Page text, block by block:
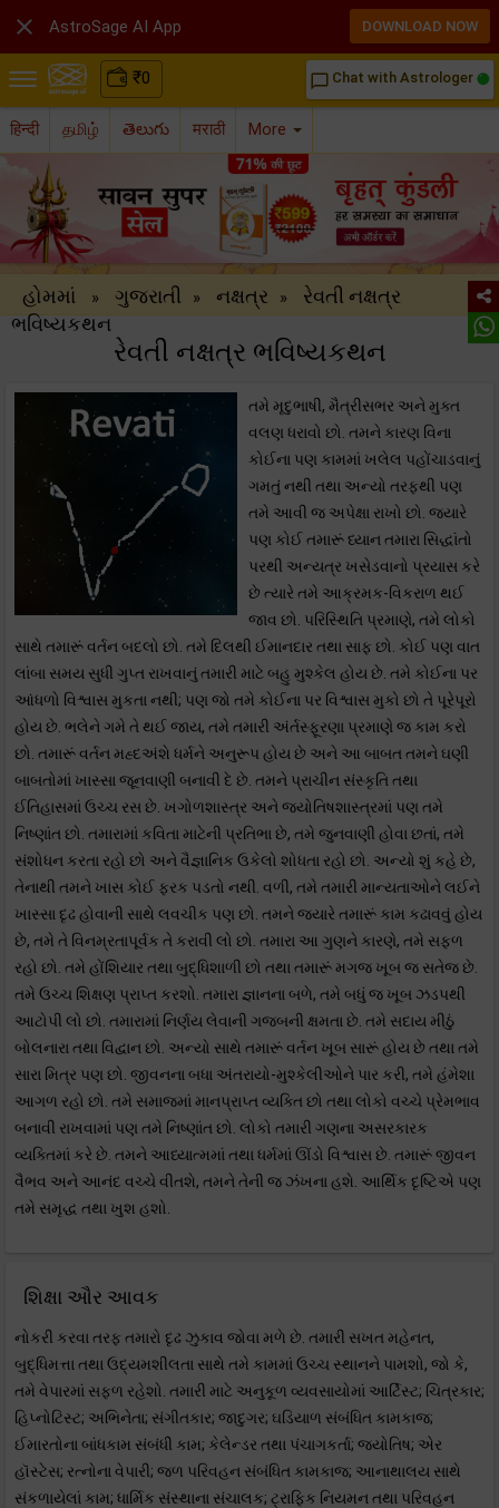
₹0 chat_bubble_outline Chat with Astrologer
हिन्दी தமிழ் తెలుగు मराठी More
હોમમાં » ગુજરાતી » નક્ષત્ર »
રેવતી નક્ષત્ર
ભવિષ્યકથન
રેવતી નક્ષત્ર ભવિષ્યકથન
તમે મૃદુભાષી, મૈત્રીસભર અને મુક્ત
વલણ ધરાવો છો. તમને કારણ વિના
કોઈના પણ કામમાં ખલેલ પહોંચાડવાનું
ગમતું નથી તથા અન્યો તરફથી પણ
તમે આવી જ અપેક્ષા રાખો છો. જ્યારે
પણ કોઈ તમારૂં ધ્યાન તમારા સિદ્ધાંતો
પરથી અન્યત્ર ખસેડવાનો પ્રયાસ કરે
છે ત્યારે તમે આક્રમક-વિકરાળ થઈ
જાવ છો. પરિસ્થિતિ પ્રમાણે, તમે લોકો
સાથે તમારૂં વર્તન બદલો છો. તમે દિલથી ઈમાનદાર તથા સાફ છો. કોઈ પણ વાત
લાંબા સમય સુધી ગુપ્ત રાખવાનું તમારી માટે બહુ મુશ્કેલ હોય છે. તમે કોઈના પર
આંધળો વિશ્વાસ મુકતા નથી; પણ જો તમે કોઈના પર વિશ્વાસ મુકો છો તે પૂરેપૂરો
હોય છે. ભલેને ગમે તે થઈ જાય, તમે તમારી અંર્તસ્ફૂરણા પ્રમાણે જ કામ કરો
છો. તમારૂં વર્તન મહ્દઅંશે ધર્મને અનુરૂપ હોય છે અને આ બાબત તમને ઘણી
બાબતોમાં ખાસ્સા જૂનવાણી બનાવી દે છે. તમને પ્રાચીન સંસ્કૃતિ તથા
ઈતિહાસમાં ઉચ્ચ રસ છે. ખગોળશાસ્ત્ર અને જ્યોતિષશાસ્ત્રમાં પણ તમે
નિષ્ણાંત છો. તમારામાં કવિતા માટેની પ્રતિભા છે, તમે જુનવાણી હોવા છતાં, તમે
સંશોધન કરતા રહો છો અને વૈજ્ઞાનિક ઉકેલો શોધતા રહો છો. અન્યો શું કહે છે,
તેનાથી તમને ખાસ કોઈ ફરક પડતો નથી. વળી, તમે તમારી માન્યતાઓને લઈને
ખાસ્સા દૃઢ હોવાની સાથે લવચીક પણ છો. તમને જ્યારે તમારૂં કામ કઢાવવું હોય
છે, તમે તે વિનમ્રતાપૂર્વક તે કરાવી લો છો. તમારા આ ગુણને કારણે, તમે સફળ
રહો છો. તમે હોંશિયાર તથા બુદ્ધિશાળી છો તથા તમારૂં મગજ ખૂબ જ સતેજ છે.
તમે ઉચ્ચ શિક્ષણ પ્રાપ્ત કરશો. તમારા જ્ઞાનના બળે, તમે બધું જ ખૂબ ઝડપથી
આટોપી લો છો. તમારામાં નિર્ણય લેવાની ગજબની ક્ષમતા છે. તમે સદાય મીઠું
બોલનારા તથા વિદ્વાન છો. અન્યો સાથે તમારૂં વર્તન ખૂબ સારૂં હોય છે તથા તમે
સારા મિત્ર પણ છો. જીવનના બધા અંતરાયો-મુશ્કેલીઓને પાર કરી, તમે હંમેશા
આગળ રહો છો. તમે સમાજમાં માનપ્રાપ્ત વ્યક્તિ છો તથા લોકો વચ્ચે પ્રેમભાવ
બનાવી રાખવામાં પણ તમે નિષ્ણાંત છો. લોકો તમારી ગણના અસરકારક
વ્યક્તિમાં કરે છે. તમને આધ્યાત્મમાં તથા ધર્મમાં ઊંડો વિશ્વાસ છે. તમારૂં જીવન
વૈભવ અને આનંદ વચ્ચે વીતશે, તમને તેની જ ઝંખના હશે. આર્થિક દૃષ્ટિએ પણ
તમે સમૃદ્ધ તથા ખુશ હશો.
શિક્ષા ઔર આવક
નોકરી કરવા તરફ તમારો દૃઢ ઝુકાવ જોવા મળે છે. તમારી સખત મહેનત,
બુદ્ધિમત્તા તથા ઉદ્યમશીલતા સાથે તમે કામમાં ઉચ્ચ સ્થાનને પામશો, જો કે,
તમે વેપારમાં સફળ રહેશો. તમારી માટે અનુકૂળ વ્યવસાયોમાં આર્ટિસ્ટ; ચિત્રકાર;
હિપ્નોટિસ્ટ; અભિનેતા; સંગીતકાર; જાદુગર; ઘડિયાળ સંબંધિત કામકાજ;
ઈમારતોના બાંધકામ સંબંધી કામ; કેલેન્ડર તથા પંચાગકર્તા; જ્યોતિષ; એર
હૉસ્ટેસ; રત્નોના વેપારી; જળ પરિવહન સંબંધિત કામકાજ; આનાથાલય સાથે
સંકળાયેલાં કામ; ધાર્મિક સંસ્થાના સંચાલક; ટ્રાફિક નિયમન તથા પરિવહન
 AstroSage AI App DOWNLOAD NOW